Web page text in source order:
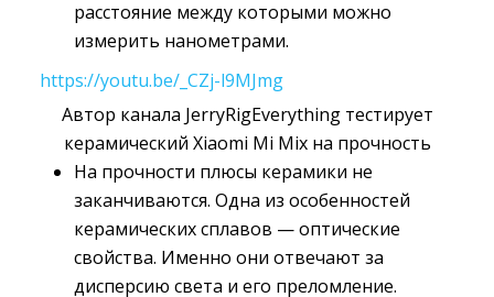
расстояние между которыми можно
измерить нанометрами.
https://youtu.be/_CZj-l9MJmg
Автор канала JerryRigEverything тестирует
керамический Xiaomi Mi Mix на прочность
На прочности плюсы керамики не
заканчиваются. Одна из особенностей
керамических сплавов — оптические
свойства. Именно они отвечают за
дисперсию света и его преломление.